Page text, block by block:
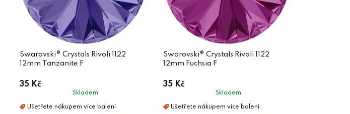
Swarovski® Crystals Rivoli 1122
12mm Tanzanite F
35 Kč
Skladem
Swarovski® Crystals Rivoli 1122
12mm Fuchsia F
35 Kč
Skladem